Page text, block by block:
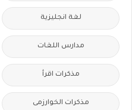
لغة انجليزية
مدارس اللغات
مذكرات اقرأ
مذكرات الخوارزمى